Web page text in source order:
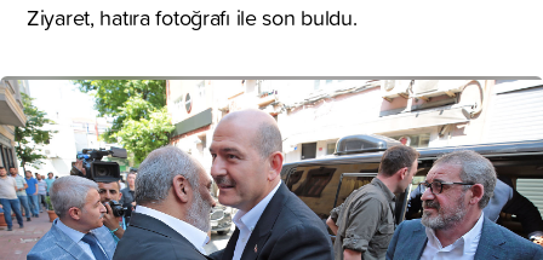
Ziyaret, hatıra fotoğrafı ile son buldu.